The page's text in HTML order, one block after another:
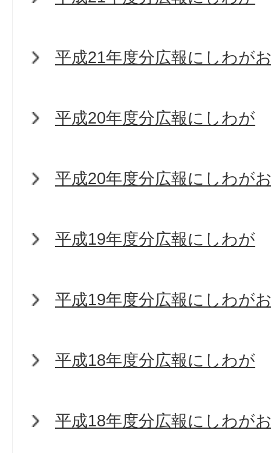
平成21年度分広報にしわが
平成20年度分広報にしわが
平成20年度分広報にしわが
平成19年度分広報にしわが
平成19年度分広報にしわが
平成18年度分広報にしわが
平成18年度分広報にしわが